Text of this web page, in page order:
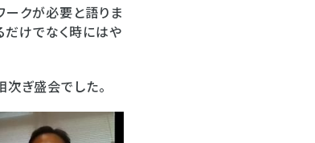
クが必要と語りま
だけでなく時にはや
ぎ盛会でした。